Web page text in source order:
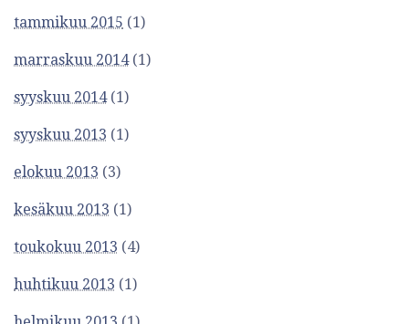
tammikuu 2015 (1)
marraskuu 2014(1)
syyskuu 2014(1)
syyskuu 2013 (1)
elokuu 2013 (3)
kesäkuu 2013 (1)
toukokuu 2013 (4)
huhtikuu 2013 (1)